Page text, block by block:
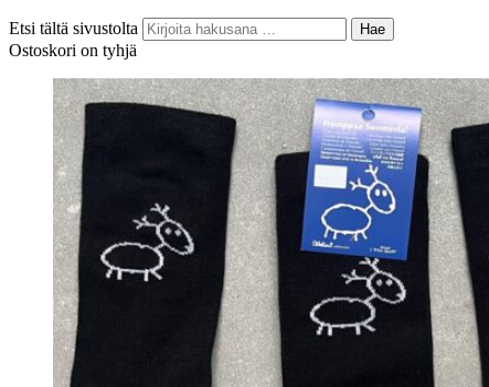
Etsi tältä sivustolta Hae
Ostoskori on tyhjä